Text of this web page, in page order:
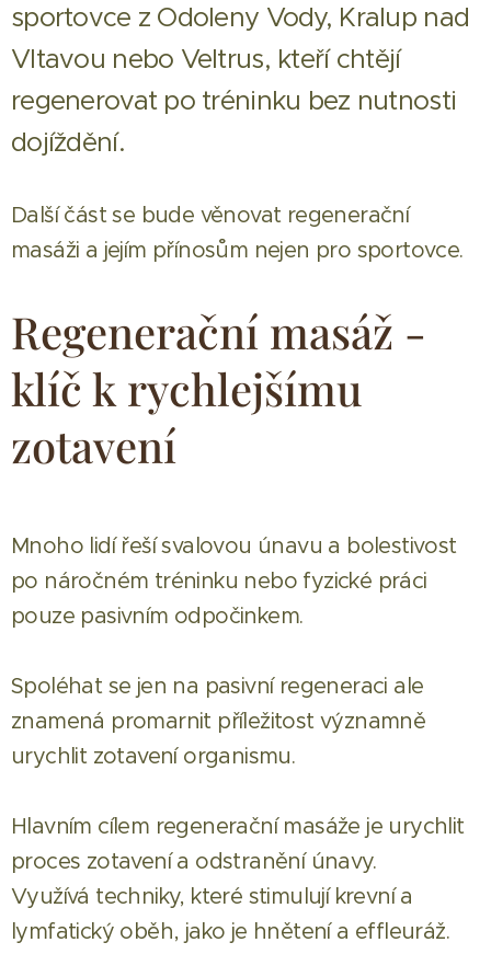
sportovce z Odoleny Vody, Kralup nad
Vltavou nebo Veltrus, kteří chtějí
regenerovat po tréninku bez nutnosti
dojíždění.
Další část se bude věnovat regenerační
masáži a jejím přínosům nejen pro sportovce.
Regenerační masáž -
klíč k rychlejšímu
zotavení
Mnoho lidí řeší svalovou únavu a bolestivost
po náročném tréninku nebo fyzické práci
pouze pasivním odpočinkem.
Spoléhat se jen na pasivní regeneraci ale
znamená promarnit příležitost významně
urychlit zotavení organismu.
Hlavním cílem regenerační masáže je urychlit
proces zotavení a odstranění únavy.
Využívá techniky, které stimulují krevní a
lymfatický oběh, jako je hnětení a effleuráž.